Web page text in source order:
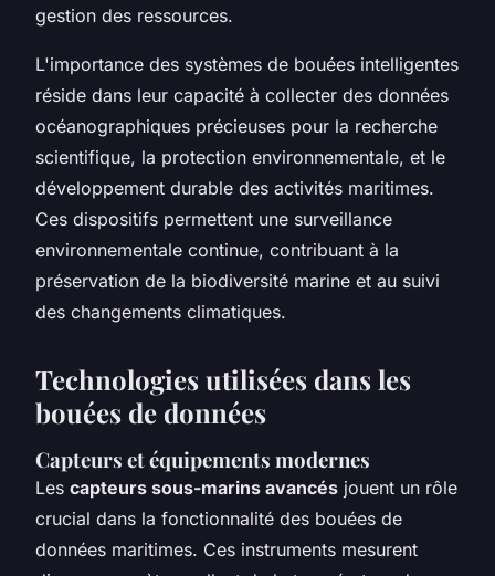
gestion des ressources.
L'importance des systèmes de bouées intelligentes
réside dans leur capacité à collecter des données
océanographiques précieuses pour la recherche
scientifique, la protection environnementale, et le
développement durable des activités maritimes.
Ces dispositifs permettent une surveillance
environnementale continue, contribuant à la
préservation de la biodiversité marine et au suivi
des changements climatiques.
Technologies utilisées dans les
bouées de données
Capteurs et équipements modernes
Les capteurs sous-marins avancés jouent un rôle
crucial dans la fonctionnalité des bouées de
données maritimes. Ces instruments mesurent